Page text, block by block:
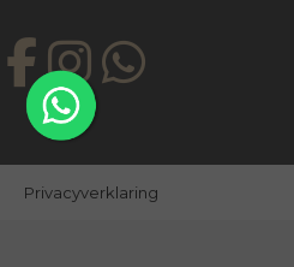
Privacyverklaring